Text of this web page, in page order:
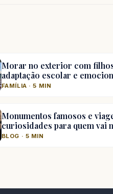
Morar no exterior com
adaptação escolar e
FAMÍLIA · 5 MIN
Monumentos famosos e
curiosidades para quem vai
BLOG · 5 MIN